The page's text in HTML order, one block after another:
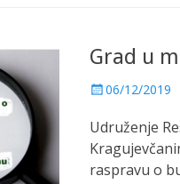
Grad u
P
s
t
e
06/12/2019
Udruženje
raspravu o